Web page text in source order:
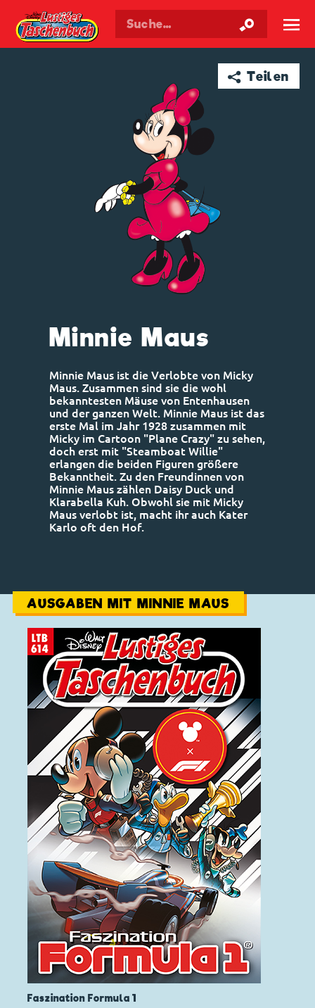
Walt Disneys Taschenbuch ☰
➦ Teilen
Minnie Maus
Minnie Maus ist die Verlobte von Micky
Maus. Zusammen sind sie die wohl
bekanntesten Mäuse von Entenhausen
und der ganzen Welt. Minnie Maus ist das
erste Mal im Jahr 1928 zusammen mit
Micky im Cartoon "Plane Crazy" zu sehen,
doch erst mit "Steamboat Willie"
erlangen die beiden Figuren größere
Bekanntheit. Zu den Freundinnen von
Minnie Maus zählen Daisy Duck und
Klarabella Kuh. Obwohl sie mit Micky
Maus verlobt ist, macht ihr auch Kater
Karlo oft den Hof.
AUSGABEN MIT MINNIE MAUS
Faszination Formula 1